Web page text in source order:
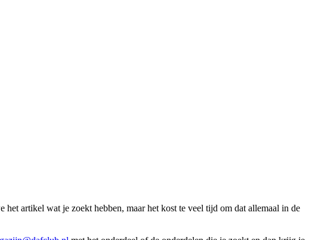
artikel wat je zoekt hebben, maar het kost te veel tijd om dat allemaal in de